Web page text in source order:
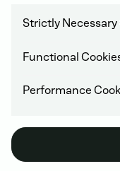
Strictly Necessary
Functional
Performance